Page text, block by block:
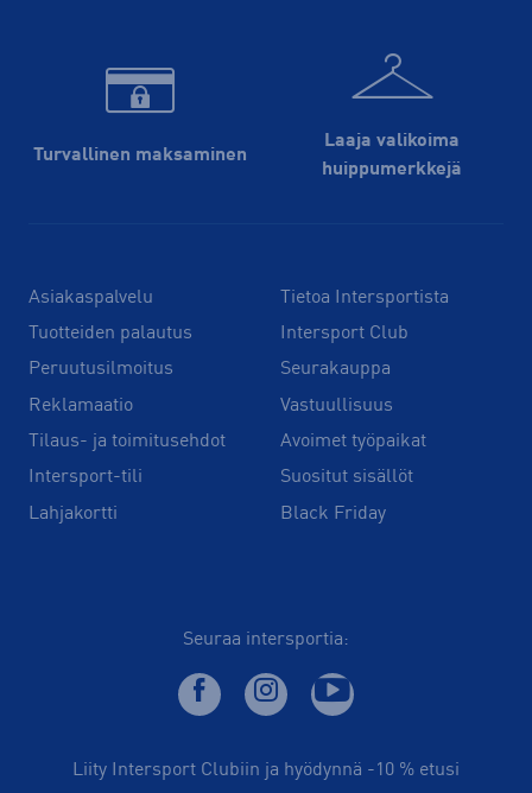
Turvallinen maksaminen
Laaja valikoima
huippu­merkkejä
Asiakaspalvelu
Tuotteiden palautus
Peruutusilmoitus
Reklamaatio
Tilaus- ja toimitusehdot
Intersport-tili
Lahjakortti
Tietoa Intersportista
Intersport Club
Seurakauppa
Vastuullisuus
Avoimet työpaikat
Suositut sisällöt
Black Friday
Seuraa intersportia:
Liity Intersport Clubiin ja hyödynnä -10 % etusi